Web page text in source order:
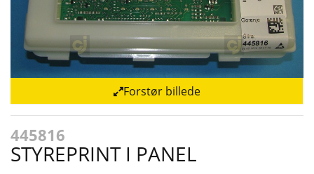
Forstør billede
445816
STYREPRINT I PANEL